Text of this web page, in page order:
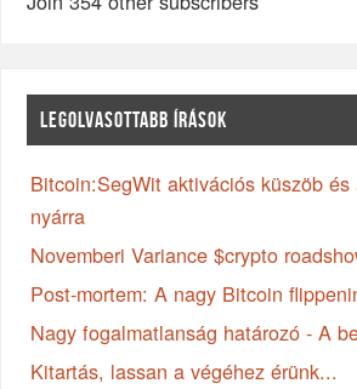
LEGOLVASOTTABB ÍRÁSOK
Bitcoin:SegWit aktivációs küszöb
nyárra
Novemberi Variance $crypto
Post-mortem: A nagy Bitcoin
Nagy fogalmatlanság határozó - A
Kitartás, lassan a végéhez érünk...